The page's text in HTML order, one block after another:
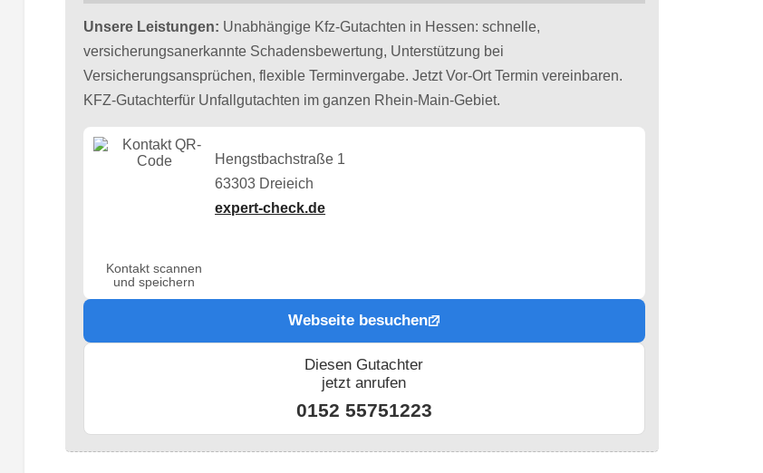
Unsere Leistungen: Unabhängige Kfz-Gutachten in Hessen: schnelle,
versicherungsanerkannte Schadensbewertung, Unterstützung bei
Versicherungsansprüchen, flexible Terminvergabe. Jetzt Vor-Ort Termin vereinbaren.
KFZ-Gutachterfür Unfallgutachten im ganzen Rhein-Main-Gebiet.
Kontakt scannen
und speichern
Hengstbachstraße 1
63303 Dreieich
expert-check.de
Webseite besuchen
Diesen Gutachter
jetzt anrufen
0152 55751223